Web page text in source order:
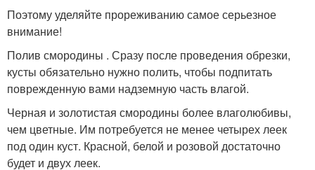
Поэтому уделяйте прореживанию самое серьезное
внимание!
Полив смородины . Сразу после проведения обрезки,
кусты обязательно нужно полить, чтобы подпитать
поврежденную вами надземную часть влагой.
Черная и золотистая смородины более влаголюбивы,
чем цветные. Им потребуется не менее четырех леек
под один куст. Красной, белой и розовой достаточно
будет и двух леек.